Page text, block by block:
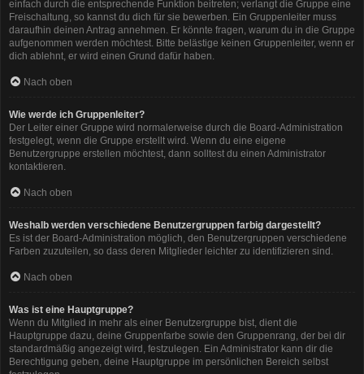
einfach durch die entsprechende Funktion beitreten; verlangt die Gruppe eine
Freischaltung, so kannst du dich für sie bewerben. Ein Gruppenleiter muss
daraufhin deinen Antrag annehmen. Er könnte fragen, warum du in die Gruppe
aufgenommen werden möchtest. Bitte belästige keinen Gruppenleiter, wenn er
dich ablehnt, er wird einen Grund dafür haben.
Nach oben
Wie werde ich Gruppenleiter?
Der Leiter einer Gruppe wird normalerweise durch die Board-Administration
festgelegt, wenn die Gruppe erstellt wird. Wenn du eine eigene
Benutzergruppe erstellen möchtest, dann solltest du einen Administrator
kontaktieren.
Nach oben
Weshalb werden verschiedene Benutzergruppen farbig dargestellt?
Es ist der Board-Administration möglich, den Benutzergruppen verschiedene
Farben zuzuteilen, so dass deren Mitglieder leichter zu identifizieren sind.
Nach oben
Was ist eine Hauptgruppe?
Wenn du Mitglied in mehr als einer Benutzergruppe bist, dient die
Hauptgruppe dazu, deine Gruppenfarbe sowie den Gruppenrang, der bei dir
standardmäßig angezeigt wird, festzulegen. Ein Administrator kann dir die
Berechtigung geben, deine Hauptgruppe im persönlichen Bereich selbst